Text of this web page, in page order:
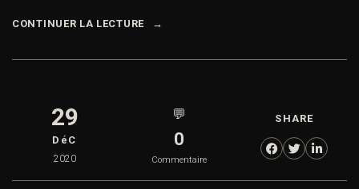
CONTINUER LA LECTURE
29
DéC
2020
💬
0
Commentaire
SHARE